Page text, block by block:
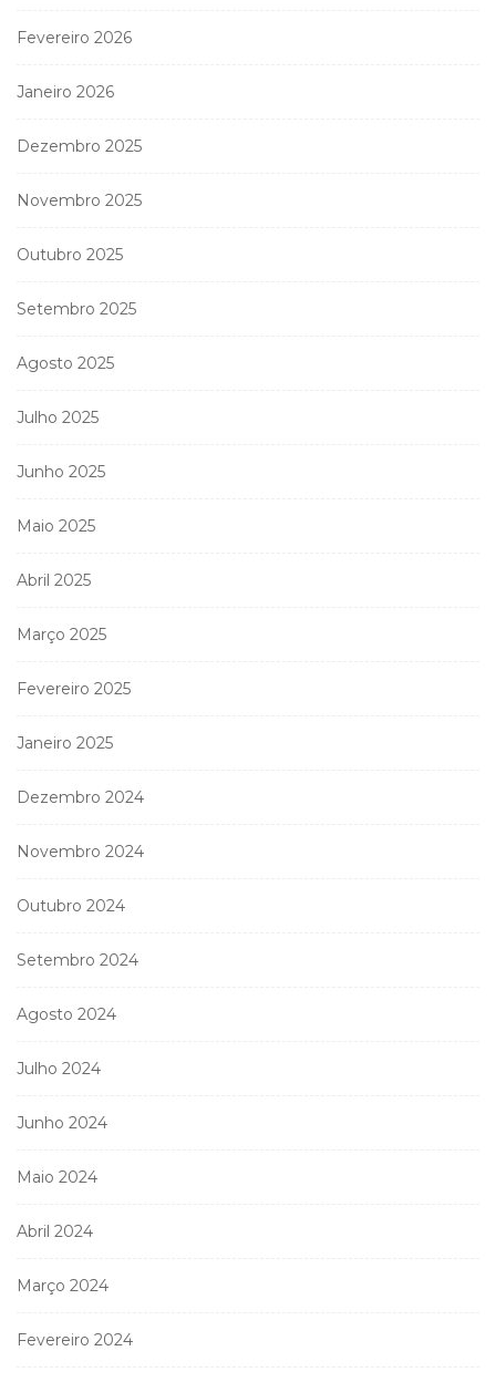
Fevereiro 2026
Janeiro 2026
Dezembro 2025
Novembro 2025
Outubro 2025
Setembro 2025
Agosto 2025
Julho 2025
Junho 2025
Maio 2025
Abril 2025
Março 2025
Fevereiro 2025
Janeiro 2025
Dezembro 2024
Novembro 2024
Outubro 2024
Setembro 2024
Agosto 2024
Julho 2024
Junho 2024
Maio 2024
Abril 2024
Março 2024
Fevereiro 2024